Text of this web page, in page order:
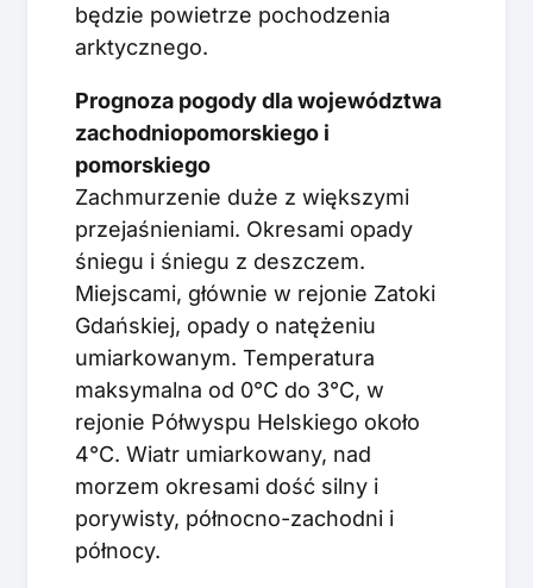
będzie powietrze pochodzenia
arktycznego.
Prognoza pogody dla województwa
zachodniopomorskiego i
pomorskiego
Zachmurzenie duże z większymi
przejaśnieniami. Okresami opady
śniegu i śniegu z deszczem.
Miejscami, głównie w rejonie Zatoki
Gdańskiej, opady o natężeniu
umiarkowanym. Temperatura
maksymalna od 0°C do 3°C, w
rejonie Półwyspu Helskiego około
4°C. Wiatr umiarkowany, nad
morzem okresami dość silny i
porywisty, północno-zachodni i
północy.